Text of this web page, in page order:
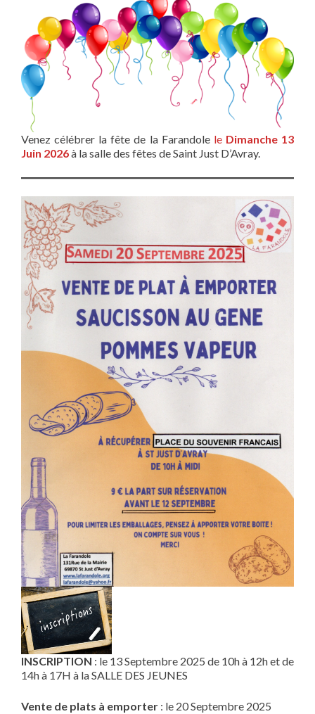
Venez célébrer la fête de la Farandole le Dimanche 13
Juin 2026à la salle des fêtes de Saint Just D’Avray.
INSCRIPTION : le 13 Septembre 2025 de 10h à 12h et de
14h à 17H à la SALLE DES JEUNES
Vente de plats à emporter : le 20 Septembre 2025